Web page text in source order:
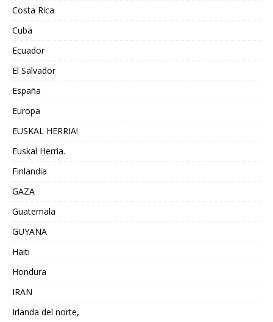
Costa Rica
Cuba
Ecuador
El Salvador
España
Europa
EUSKAL HERRIA!
Euskal Herria.
Finlandia
GAZA
Guatemala
GUYANA
Haiti
Hondura
IRAN
Irlanda del norte,